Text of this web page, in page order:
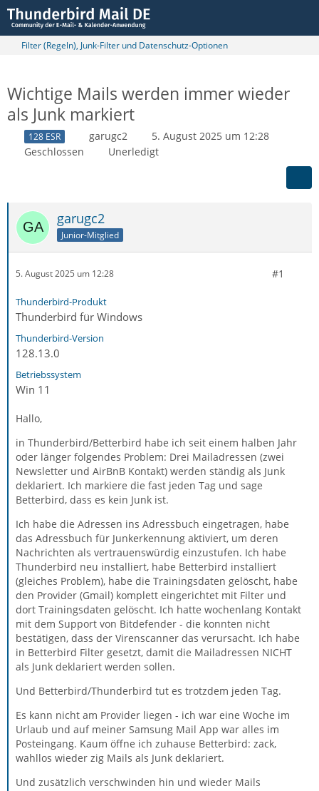
Filter (Regeln), Junk-Filter und Datenschutz-Optionen
Wichtige Mails werden immer wieder
als Junk markiert
128 ESR garugc2
5. August 2025 um 12:28
Geschlossen
Unerledigt
garugc2
Junior-Mitglied
5. August 2025 um 12:28 #1
Thunderbird-Produkt
Thunderbird für Windows
Thunderbird-Version
128.13.0
Betriebssystem
Win 11
Hallo,
in Thunderbird/Betterbird habe ich seit einem halben Jahr
oder länger folgendes Problem: Drei Mailadressen (zwei
Newsletter und AirBnB Kontakt) werden ständig als Junk
deklariert. Ich markiere die fast jeden Tag und sage
Betterbird, dass es kein Junk ist.
Ich habe die Adressen ins Adressbuch eingetragen, habe
das Adressbuch für Junkerkennung aktiviert, um deren
Nachrichten als vertrauenswürdig einzustufen. Ich habe
Thunderbird neu installiert, habe Betterbird installiert
(gleiches Problem), habe die Trainingsdaten gelöscht, habe
den Provider (Gmail) komplett eingerichtet mit Filter und
dort Trainingsdaten gelöscht. Ich hatte wochenlang Kontakt
mit dem Support von Bitdefender - die konnten nicht
bestätigen, dass der Virenscanner das verursacht. Ich habe
in Betterbird Filter gesetzt, damit die Mailadressen NICHT
als Junk deklariert werden sollen.
Und Betterbird/Thunderbird tut es trotzdem jeden Tag.
Es kann nicht am Provider liegen - ich war eine Woche im
Urlaub und auf meiner Samsung Mail App war alles im
Posteingang. Kaum öffne ich zuhause Betterbird: zack,
wahllos wieder zig Mails als Junk deklariert.
Und zusätzlich verschwinden hin und wieder Mails